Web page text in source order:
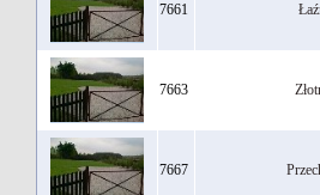
7661
7663
7667